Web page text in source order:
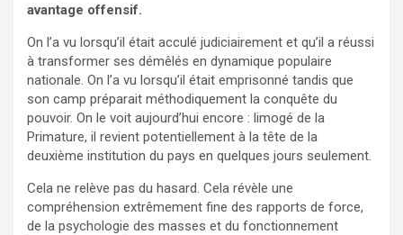
avantage offensif.
On l’a vu lorsqu’il était acculé judiciairement et qu’il a réussi
à transformer ses démêlés en dynamique populaire
nationale. On l’a vu lorsqu’il était emprisonné tandis que
son camp préparait méthodiquement la conquête du
pouvoir. On le voit aujourd’hui encore : limogé de la
Primature, il revient potentiellement à la tête de la
deuxième institution du pays en quelques jours seulement.
Cela ne relève pas du hasard. Cela révèle une
compréhension extrêmement fine des rapports de force,
de la psychologie des masses et du fonctionnement